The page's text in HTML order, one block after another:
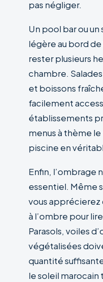
pas négliger.
Un pool bar ou
légère au bord
rester plusieurs
chambre.
et boissons
facilement
établissements
menus à thème
piscine en
Enfin, l’ombrage
essentiel. Même
vous
à l’ombre pour
Parasols, voiles
végétalisées
quantité
le soleil marocain